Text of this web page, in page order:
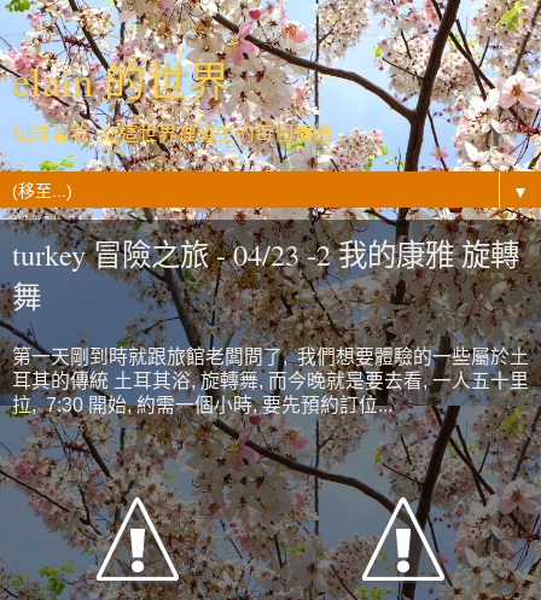
elain 的世界
紀錄著我- 在這世界裡發生的每個情緒...
▼
turkey 冒險之旅 - 04/23 -2 我的康雅 旋轉
舞
第一天剛到時就跟旅館老闆問了, 我們想要體驗的一些屬於土
耳其的傳統 土耳其浴, 旋轉舞, 而今晚就是要去看, 一人五十里
拉, 7:30 開始, 約需一個小時, 要先預約訂位...